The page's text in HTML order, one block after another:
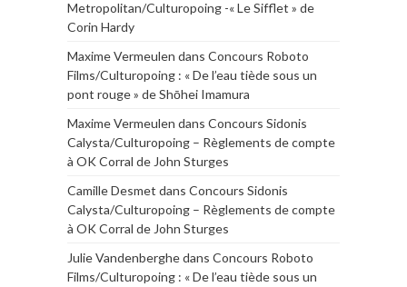
Metropolitan/Culturopoing -« Le Sifflet » de
Corin Hardy
Maxime Vermeulen dans Concours Roboto
Films/Culturopoing : « De l’eau tiède sous un
pont rouge » de Shōhei Imamura
Maxime Vermeulen dans Concours Sidonis
Calysta/Culturopoing – Règlements de compte
à OK Corral de John Sturges
Camille Desmet dans Concours Sidonis
Calysta/Culturopoing – Règlements de compte
à OK Corral de John Sturges
Julie Vandenberghedans Concours Roboto
Films/Culturopoing : « De l’eau tiède sous un